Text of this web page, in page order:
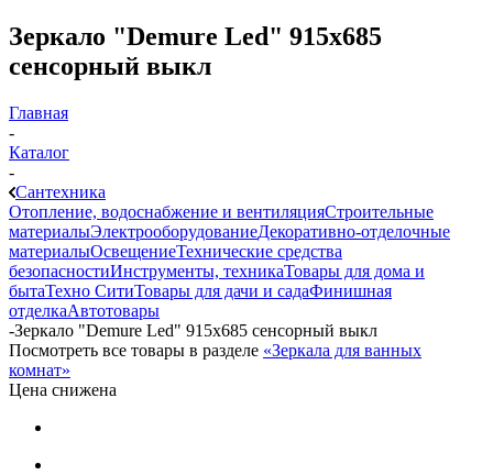
Зеркало "Demure Led" 915х685
сенсорный выкл
Главная
-
Каталог
-
Сантехника
Отопление, водоснабжение и вентиляцияСтроительные
материалыЭлектрооборудованиеДекоративно-отделочные
материалыОсвещениеТехнические средства
безопасностиИнструменты, техникаТовары для дома и
бытаТехно СитиТовары для дачи и садаФинишная
отделкаАвтотовары
-Зеркало "Demure Led" 915х685 сенсорный выкл
Посмотреть все товары в разделе «Зеркала для ванных
комнат»
Цена снижена